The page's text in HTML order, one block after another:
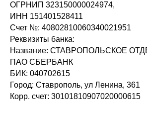
ОГРНИП 323150000024974,
ИНН 151401528411
Счет №: 40802810060340021951
Реквизиты банка:
Название: СТАВРОПОЛЬСКОЕ
ПАО СБЕРБАНК
БИК: 040702615
Город: Ставрополь, ул Ленина, 361
Корр. счет: 30101810907020000615